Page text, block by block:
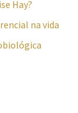
Hay?
na vida